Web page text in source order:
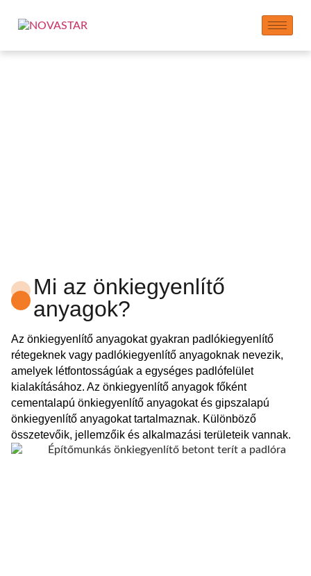
Mi az önkiegyenlítő
anyagok?
Az önkiegyenlítő anyagokat gyakran padlókiegyenlítő
rétegeknek vagy padlókiegyenlítő anyagoknak nevezik,
amelyek létfontosságúak a egységes padlófelület
kialakításához. Az önkiegyenlítő anyagok főként
cementalapú önkiegyenlítő anyagokat és gipszalapú
önkiegyenlítő anyagokat tartalmaznak. Különböző
összetevőik, jellemzőik és alkalmazási területeik vannak.